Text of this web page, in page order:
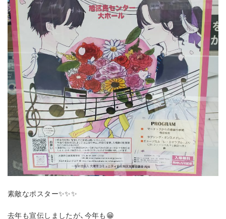
素敵なポスター✨✨✨
去年も宣伝しましたが、今年も😁